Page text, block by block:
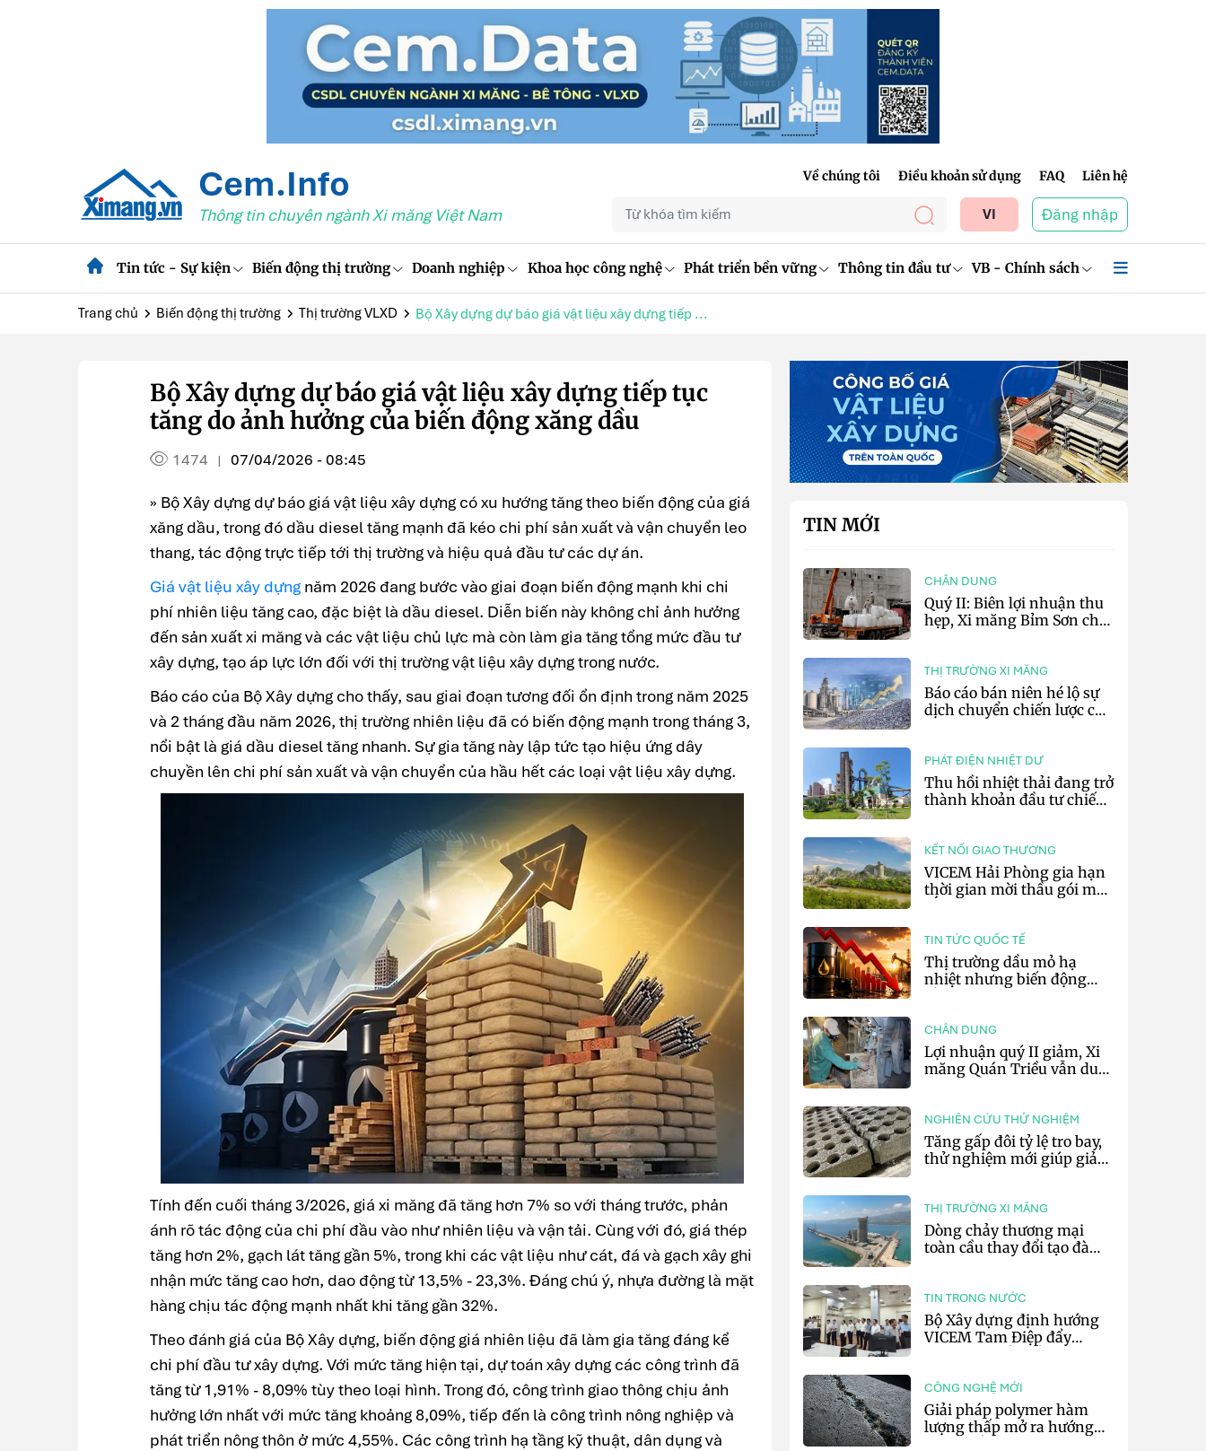
Cem.Info
Thông tin chuyên ngành Xi măng Việt Nam
Về chúng tôi Điều khoản sử dụng FAQ Liên hệ
VI Đăng nhập
Tin tức - Sự kiện Biến động thị trường Doanh nghiệp Khoa học công nghệ Phát triển bền vững Thông tin đầu tư VB - Chính sách
Trang chủ Biến động thị trường Thị trường VLXD Bộ Xây dựng dự báo giá vật liệu xây dựng tiếp ...
Bộ Xây dựng dự báo giá vật liệu xây dựng tiếp tục
tăng do ảnh hưởng của biến động xăng dầu
1474 | 07/04/2026 - 08:45
» Bộ Xây dựng dự báo giá vật liệu xây dựng có xu hướng tăng theo biến động của giá
xăng dầu, trong đó dầu diesel tăng mạnh đã kéo chi phí sản xuất và vận chuyển leo
thang, tác động trực tiếp tới thị trường và hiệu quả đầu tư các dự án.
Giá vật liệu xây dựng năm 2026 đang bước vào giai đoạn biến động mạnh khi chi
phí nhiên liệu tăng cao, đặc biệt là dầu diesel. Diễn biến này không chỉ ảnh hưởng
đến sản xuất xi măng và các vật liệu chủ lực mà còn làm gia tăng tổng mức đầu tư
xây dựng, tạo áp lực lớn đối với thị trường vật liệu xây dựng trong nước.
Báo cáo của Bộ Xây dựng cho thấy, sau giai đoạn tương đối ổn định trong năm 2025
và 2 tháng đầu năm 2026, thị trường nhiên liệu đã có biến động mạnh trong tháng 3,
nổi bật là giá dầu diesel tăng nhanh. Sự gia tăng này lập tức tạo hiệu ứng dây
chuyền lên chi phí sản xuất và vận chuyển của hầu hết các loại vật liệu xây dựng.
Tính đến cuối tháng 3/2026, giá xi măng đã tăng hơn 7% so với tháng trước, phản
ánh rõ tác động của chi phí đầu vào như nhiên liệu và vận tải. Cùng với đó, giá thép
tăng hơn 2%, gạch lát tăng gần 5%, trong khi các vật liệu như cát, đá và gạch xây ghi
nhận mức tăng cao hơn, dao động từ 13,5% - 23,3%. Đáng chú ý, nhựa đường là mặt
hàng chịu tác động mạnh nhất khi tăng gần 32%.
Theo đánh giá của Bộ Xây dựng, biến động giá nhiên liệu đã làm gia tăng đáng kể
chi phí đầu tư xây dựng. Với mức tăng hiện tại, dự toán xây dựng các công trình đã
tăng từ 1,91% - 8,09% tùy theo loại hình. Trong đó, công trình giao thông chịu ảnh
hưởng lớn nhất với mức tăng khoảng 8,09%, tiếp đến là công trình nông nghiệp và
phát triển nông thôn ở mức 4,55%. Các công trình hạ tầng kỹ thuật, dân dụng và
TIN MỚI
CHÂN DUNG
Quý II: Biên lợi nhuận thu
hẹp, Xi măng Bỉm Sơn chỉ
THỊ TRƯỜNG XI MĂNG
Báo cáo bán niên hé lộ sự
dịch chuyển chiến lược của
PHÁT ĐIỆN NHIỆT DƯ
Thu hồi nhiệt thải đang trở
thành khoản đầu tư chiến
KẾT NỐI GIAO THƯƠNG
VICEM Hải Phòng gia hạn
thời gian mời thầu gói mua
TIN TỨC QUỐC TẾ
Thị trường dầu mỏ hạ
nhiệt nhưng biến động
CHÂN DUNG
Lợi nhuận quý II giảm, Xi
măng Quán Triều vẫn duy
NGHIÊN CỨU THỬ NGHIỆM
Tăng gấp đôi tỷ lệ tro bay,
thử nghiệm mới giúp giảm
THỊ TRƯỜNG XI MĂNG
Dòng chảy thương mại
toàn cầu thay đổi tạo đà
TIN TRONG NƯỚC
Bộ Xây dựng định hướng
VICEM Tam Điệp đẩy
CÔNG NGHỆ MỚI
Giải pháp polymer hàm
lượng thấp mở ra hướng